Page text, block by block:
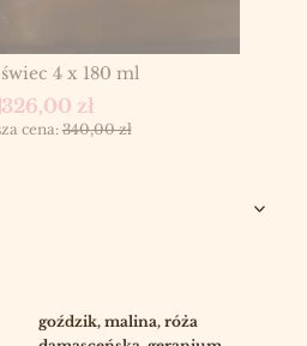
4 x 180 ml
Cena promocyjna
326,00 zł
cena: 340,00 zł
goździk, malina, róża